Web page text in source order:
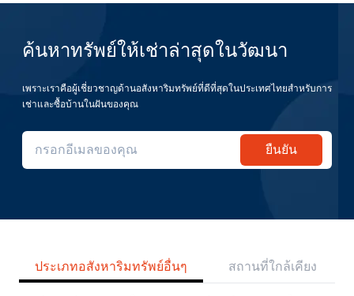
ค้นหาทรัพย์ให้เช่าล่าสุดในวัฒนา
เพราะเราคือผู้เชี่ยวชาญด้านอสังหาริมทรัพย์ที่ดีที่สุดในประเทศไทยสำหรับการ
เช่าและซื้อบ้านในฝันของคุณ
ยืนยัน
ประเภทอสังหาริมทรัพย์อื่นๆ สถานที่ใกล้เคียง